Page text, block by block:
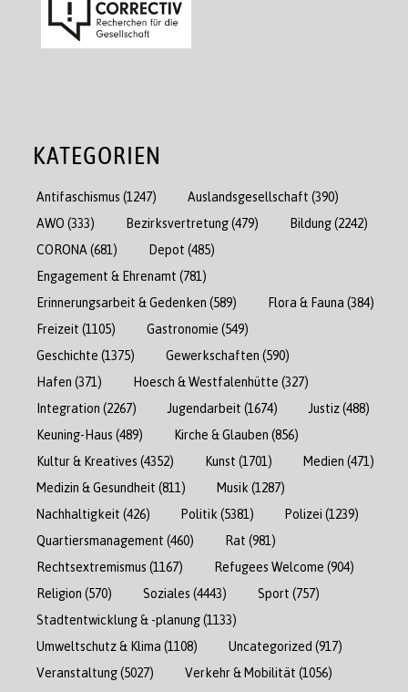
KATEGORIEN
Antifaschismus (1247) Auslandsgesellschaft (390)
AWO (333) Bezirksvertretung(479) Bildung(2242)
CORONA (681) Depot (485)
Engagement & Ehrenamt (781)
Erinnerungsarbeit & Gedenken (589) Flora & Fauna (384)
Freizeit (1105) Gastronomie (549)
Geschichte (1375) Gewerkschaften (590)
Hafen (371) Hoesch & Westfalenhütte (327)
Integration (2267) Jugendarbeit (1674) Justiz(488)
Keuning-Haus (489) Kirche & Glauben (856)
Kultur & Kreatives (4352) Kunst (1701) Medien (471)
Medizin & Gesundheit (811) Musik (1287)
Nachhaltigkeit (426) Politik (5381) Polizei (1239)
Quartiersmanagement (460) Rat (981)
Rechtsextremismus (1167) Refugees Welcome (904)
Religion (570) Soziales (4443) Sport (757)
Stadtentwicklung & -planung(1133)
Umweltschutz & Klima (1108) Uncategorized (917)
Veranstaltung(5027) Verkehr & Mobilität (1056)